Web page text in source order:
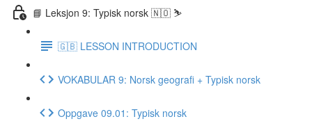
📘 Leksjon 9: Typisk norsk 🇳🇴 ⛷
🇬🇧 LESSON INTRODUCTION
VOKABULAR 9: Norsk geografi + Typisk norsk
Oppgave 09.01: Typisk norsk